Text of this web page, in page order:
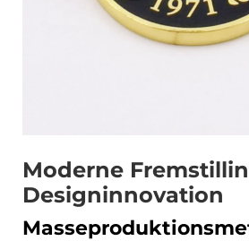
Moderne
Designinnovation